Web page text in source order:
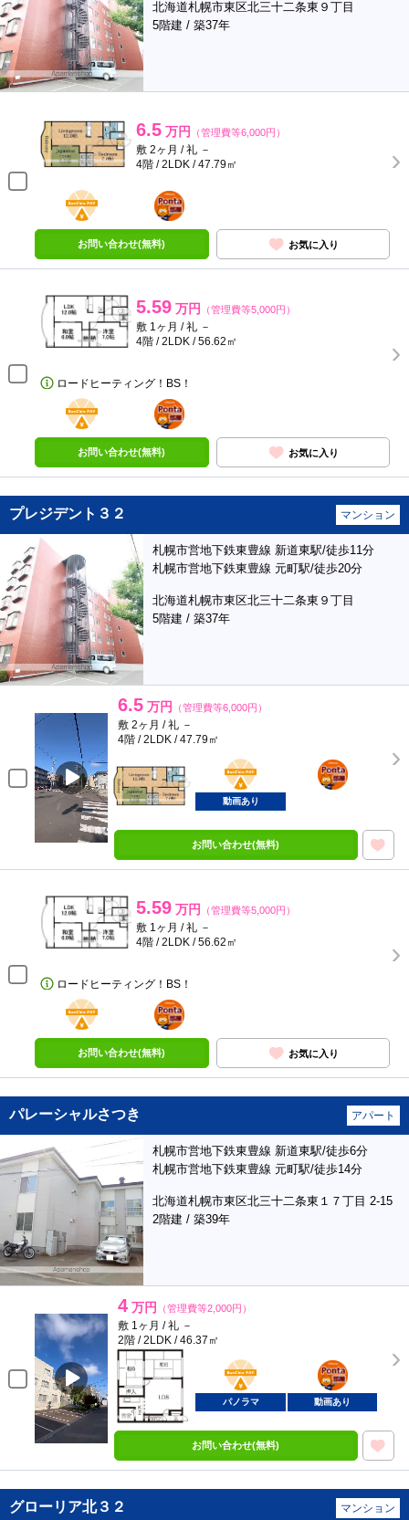
北海道札幌市東区北三十二条東９丁目
5階建 / 築37年
6.5 万円 （管理費等6,000円）
敷 2ヶ月 / 礼 －
4階 / 2LDK / 47.79㎡
BunChinPAY
ポンタ
部屋
お問い合わせ(無料) お気に入り
5.59 万円 （管理費等5,000円）
敷 1ヶ月 / 礼 －
4階 / 2LDK / 56.62㎡
ロードヒーティング！BS！
BunChinPAY
ポンタ
部屋
お問い合わせ(無料) お気に入り
プレジデント３２ マンション
札幌市営地下鉄東豊線 新道東駅/徒歩11分
札幌市営地下鉄東豊線 元町駅/徒歩20分
北海道札幌市東区北三十二条東９丁目
5階建 / 築37年
6.5 万円 （管理費等6,000円）
敷 2ヶ月 / 礼 －
4階 / 2LDK / 47.79㎡
BunChinPAY
ポンタ
部屋
動画あり
お問い合わせ(無料)
5.59 万円 （管理費等5,000円）
敷 1ヶ月 / 礼 －
4階 / 2LDK / 56.62㎡
ロードヒーティング！BS！
BunChinPAY
ポンタ
部屋
お問い合わせ(無料) お気に入り
パレーシャルさつき アパート
札幌市営地下鉄東豊線 新道東駅/徒歩6分
札幌市営地下鉄東豊線 元町駅/徒歩14分
北海道札幌市東区北三十二条東１７丁目 2-15
2階建 / 築39年
4 万円 （管理費等2,000円）
敷 1ヶ月 / 礼 －
2階 / 2LDK / 46.37㎡
BunChinPAY
ポンタ
部屋
パノラマ 動画あり
お問い合わせ(無料)
グローリア北３２ マンション